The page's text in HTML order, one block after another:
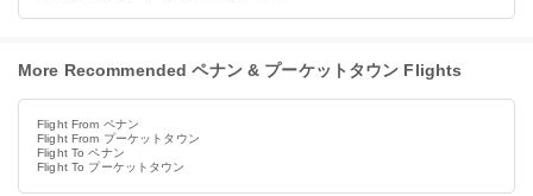
More Recommended ペナン & プーケットタウン Flights
Flight From ペナン
Flight From プーケットタウン
Flight To ペナン
Flight To プーケットタウン